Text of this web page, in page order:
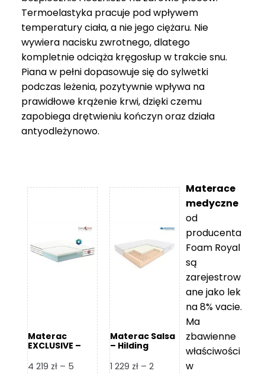
Termoelastyka pracuje pod wpływem
temperatury ciała, a nie jego ciężaru. Nie
wywiera nacisku zwrotnego, dlatego
kompletnie odciąża kręgosłup w trakcie snu.
Piana w pełni dopasowuje się do sylwetki
podczas leżenia, pozytywnie wpływa na
prawidłowe krążenie krwi, dzięki czemu
zapobiega drętwieniu kończyn oraz działa
antyodleżynowo.
Materac
EXCLUSIVE –
4 219 zł – 5
Materac Salsa
– Hilding
1 229 zł – 2
Materace
medyczne
od
producenta
Foam Royal
są
zarejestrow
ane jako lek
na 8% vacie.
Ma
zbawienne
właściwości
w